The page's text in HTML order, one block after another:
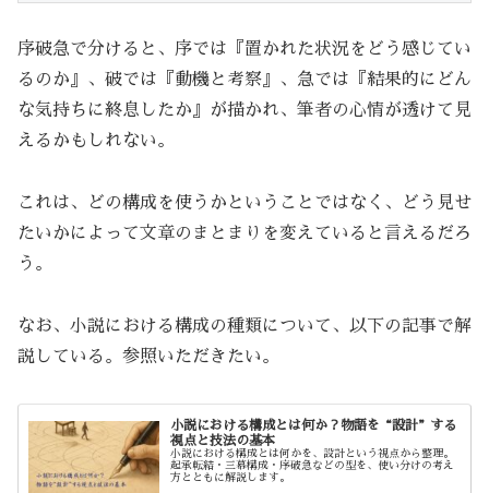
序破急で分けると、序では『置かれた状況をどう感じてい
るのか』、破では『動機と考察』、急では『結果的にどん
な気持ちに終息したか』が描かれ、筆者の心情が透けて見
えるかもしれない。
これは、どの構成を使うかということではなく、どう見せ
たいかによって文章のまとまりを変えていると言えるだろ
う。
なお、小説における構成の種類について、以下の記事で解
説している。参照いただきたい。
小説における構成とは何か？物語を“設計”する
視点と技法の基本
小説における構成とは何かを、設計という視点から整理。
起承転結・三幕構成・序破急などの型を、使い分けの考え
方とともに解説します。